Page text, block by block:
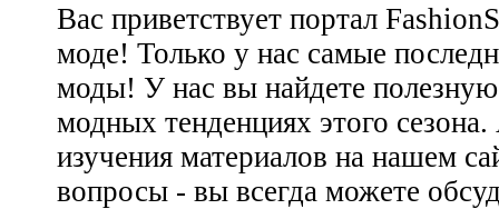
Вас приветствует портал
моде! Только у нас самые
моды! У нас вы найдете
модных тенденциях этого
изучения материалов на нашем
вопросы - вы всегда можете